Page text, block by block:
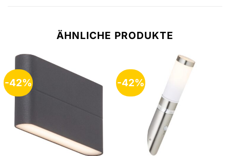
ÄHNLICHE PRODUKTE
-42% -42%